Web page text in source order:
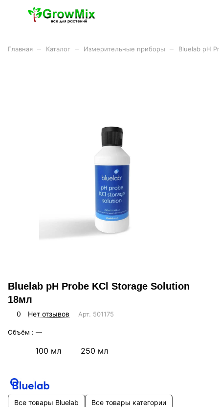
Главная Каталог Измерительные приборы Bluelab pH
Bluelab pH Probe KCl Storage Solution
18мл
0 Нет отзывов Арт. 501175
Объём : —
100 мл 250 мл
Все товары Bluelab Все товары категории